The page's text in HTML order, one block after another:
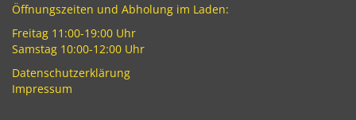
Öffnungszeiten und Abholung im Laden:
Freitag 11:00-19:00 Uhr
Samstag 10:00-12:00 Uhr
Datenschutzerklärung
Impressum